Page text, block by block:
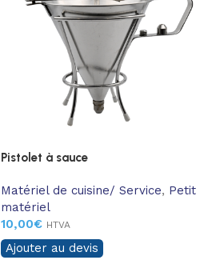
Pistolet à sauce
Matériel de cuisine/ Service, Petit
matériel
10,00€ HTVA
Ajouter au devis